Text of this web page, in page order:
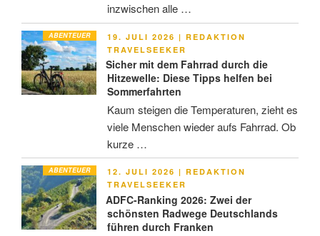
inzwischen alle …
ABENTEUER
VERÖFFENTLICHT
AM
19. JULI 2026 | REDAKTION
TRAVELSEEKER
Sicher mit dem Fahrrad durch die
Hitzewelle: Diese Tipps helfen bei
Sommerfahrten
Kaum steigen die Temperaturen, zieht es
viele Menschen wieder aufs Fahrrad. Ob
kurze …
ABENTEUER
VERÖFFENTLICHT
AM
12. JULI 2026 | REDAKTION
TRAVELSEEKER
ADFC-Ranking 2026: Zwei der
schönsten Radwege Deutschlands
führen durch Franken